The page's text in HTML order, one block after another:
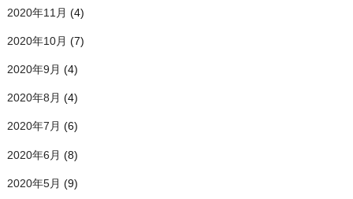
2020年11月 (4)
2020年10月 (7)
2020年9月 (4)
2020年8月 (4)
2020年7月 (6)
2020年6月 (8)
2020年5月 (9)